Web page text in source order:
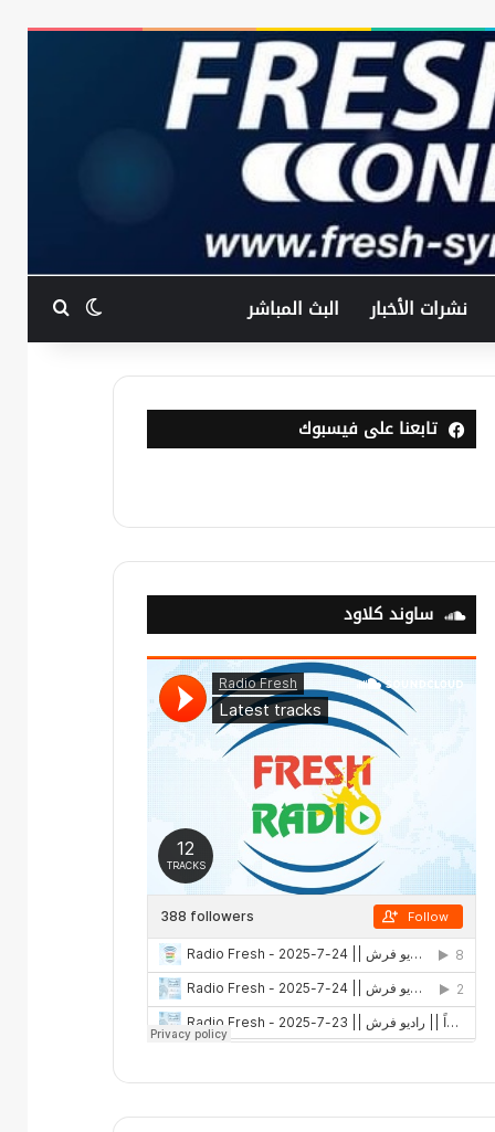
نشرات الأخبار البث المباشر الوضعبحث
تابعنا على فيسبوك
ساوند كلاود